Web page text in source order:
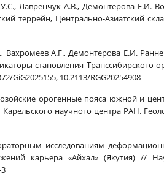
Лавренчук А.В., Демонтерова Е.И.
террейн, Центрально-Азиатский
А.Г., Демонтерова Е.И.
становления Транссибирского
GiG2025155, 10.2113/RGG20254908
орогенные пояса южной и
научного центра РАН.
исследованиям
карьера «Айхал» (Якутия) //